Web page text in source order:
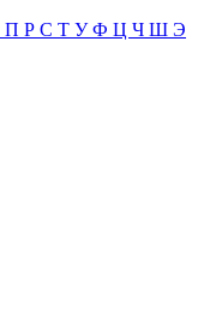
П Р С Т УФ Ц Ч Ш Э